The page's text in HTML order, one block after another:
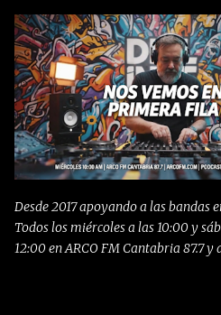
Ir al
Desde 2017 apoyando a las bandas
Todos los miércoles a las 10:00 y
12:00 en ARCO FM Cantabria 87.7 y